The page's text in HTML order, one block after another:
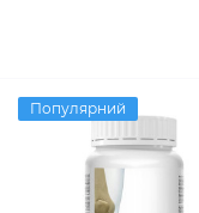
Популярний